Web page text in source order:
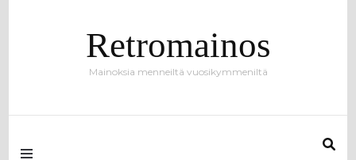
Retromainos
Mainoksia menneiltä vuosikymmeniltä